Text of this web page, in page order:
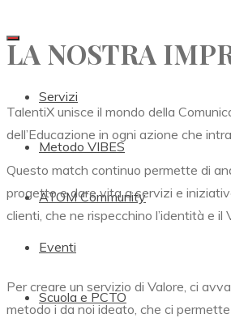
Servizi
Metodo VIBES
ATOM Community
Eventi
Scuola e PCTO
LA NOSTRA
TalentiX unisce il mondo della
dell’Educazione in ogni azione che
Questo match continuo permette di
progetto e dare vita a servizi e
clienti, che ne rispecchino l’identità e il
Per creare un servizio di Valore, ci
metodo i da noi ideato, che ci